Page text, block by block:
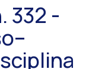
332 -